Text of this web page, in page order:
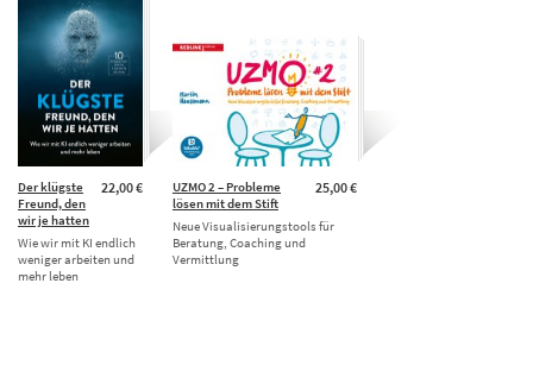
22,00 €
Der klügste
Freund, den
wir je hatten
Wie wir mit KI endlich
weniger arbeiten und
mehr leben
25,00 €
UZMO 2 – Probleme
lösen mit dem Stift
Neue Visualisierungstools für
Beratung, Coaching und
Vermittlung